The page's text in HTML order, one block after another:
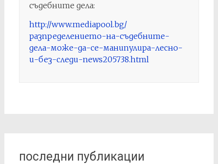
съдебните дела:
http://www.mediapool.bg/
разпределението-на-съдебните-
дела-може-да-се-манипулира-лесно-
и-без-следи-news205738.html
последни публикации